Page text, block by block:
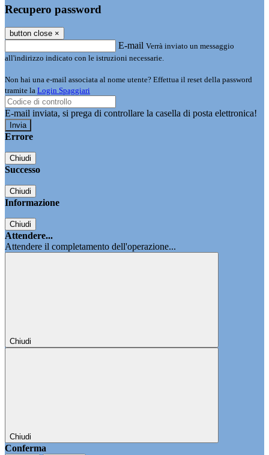
Recupero password
button close ×
E-mail Verrà inviato un messaggio
all'indirizzo indicato con le istruzioni necessarie.
Non hai una e-mail associata al nome utente? Effettua il reset della password
tramite la Login Spaggiari
E-mail inviata, si prega di controllare la casella di posta elettronica!
Errore
Chiudi
Successo
Chiudi
Informazione
Chiudi
Attendere...
Attendere il completamento dell'operazione...
Chiudi
Chiudi
Conferma